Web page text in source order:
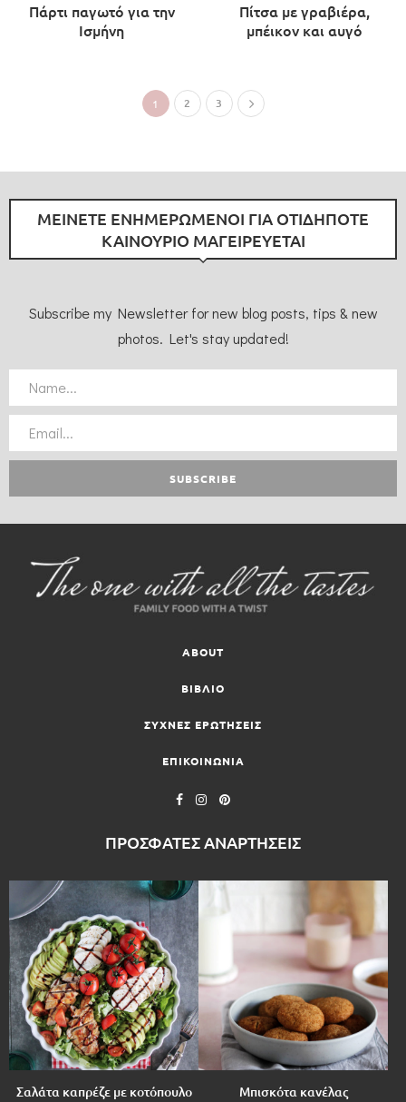
Πάρτι παγωτό για την
Ισμήνη
Πίτσα με γραβιέρα,
μπέικον και αυγό
1 2 3
ΜΕΙΝΕΤΕ ΕΝΗΜΕΡΩΜΕΝΟΙ ΓΙΑ ΟΤΙΔΗΠΟΤΕ
ΚΑΙΝΟΥΡΙΟ ΜΑΓΕΙΡΕΥΕΤΑΙ
Subscribe my Newsletter for new blog posts, tips & new
photos. Let's stay updated!
ABOUT
ΒΙΒΛΙΟ
ΣΥΧΝΕΣ ΕΡΩΤΗΣΕΙΣ
ΕΠΙΚΟΙΝΩΝΙΑ
ΠΡΟΣΦΑΤΕΣ ΑΝΑΡΤΗΣΕΙΣ
Σαλάτα καπρέζε με κοτόπουλο Μπισκότα κανέλας